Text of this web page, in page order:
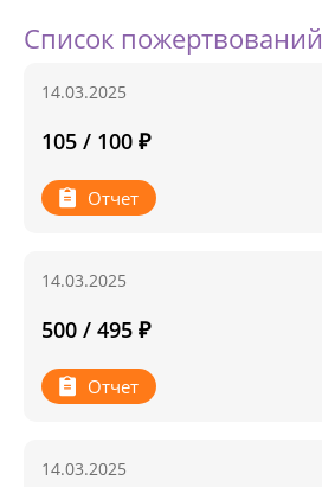
Список пожертвований
14.03.2025
105 / 100 ₽
Отчет
14.03.2025
500 / 495 ₽
Отчет
14.03.2025